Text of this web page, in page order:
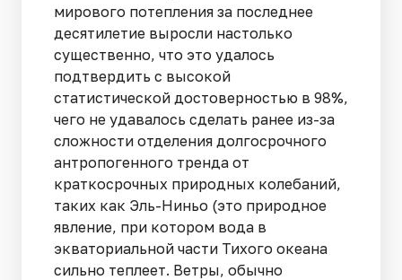
мирового потепления за последнее
десятилетие выросли настолько
существенно, что это удалось
подтвердить с высокой
статистической достоверностью в 98%,
чего не удавалось сделать ранее из-за
сложности отделения долгосрочного
антропогенного тренда от
краткосрочных природных колебаний,
таких как Эль-Ниньо (это природное
явление, при котором вода в
экваториальной части Тихого океана
сильно теплеет. Ветры, обычно